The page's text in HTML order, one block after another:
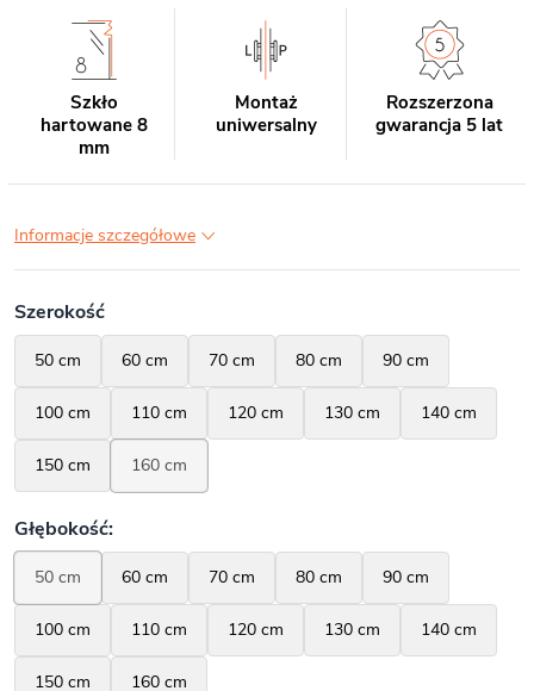
Szkło
hartowane 8
mm
Montaż
uniwersalny
Rozszerzona
gwarancja 5 lat
Informacje szczegółowe